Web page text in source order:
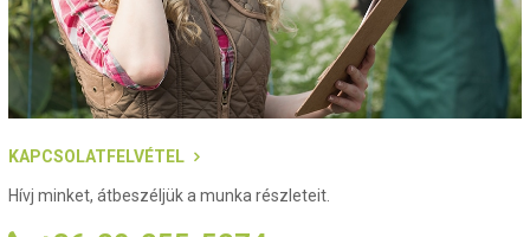
KAPCSOLATFELVÉTEL
Hívj minket, átbeszéljük a munka részleteit.